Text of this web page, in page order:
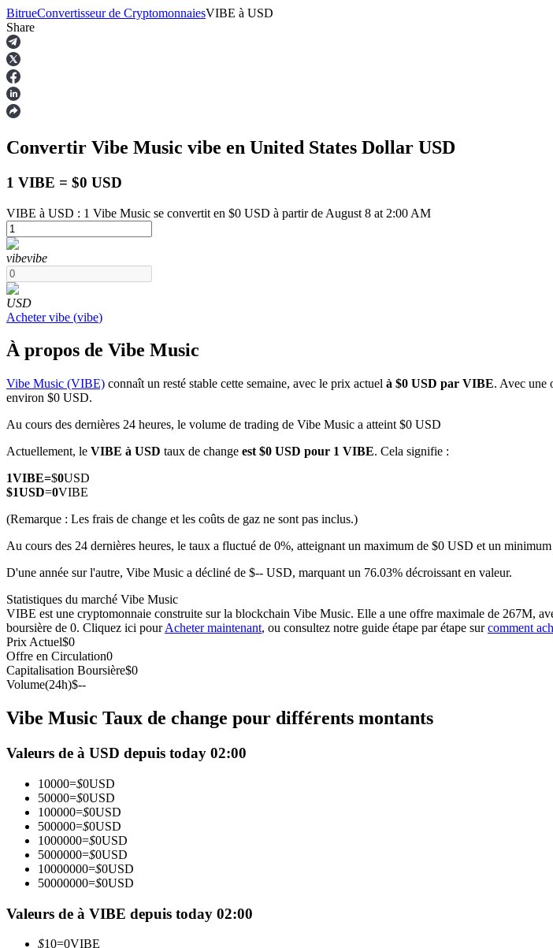
Contrats à terme
Futures USDT
Futures utilisant l'USDT comme garantie
Futures COIN-M
Contrats à terme sur crypto-monnaie
Futures utilisant l'USDC comme garantie
Copie de Trading
Rejoignez les meilleurs traders
BitrueConvertisseur de CryptomonnaiesVIBE à USD
Share
Convertir Vibe Music vibe en United States Dollar USD
1 VIBE = $0 USD
VIBE à USD : 1 Vibe Music se convertit en $0 USD à partir de August 8 at 2:00 AM
vibevibe
USD
Acheter vibe (vibe)
À propos de Vibe Music
Vibe Music (VIBE) connaît un resté stable cette semaine, avec le prix actuel à $0 USD par VIBE. Avec une
environ $0 USD.
Au cours des dernières 24 heures, le volume de trading de Vibe Music a atteint $0 USD
Actuellement, le VIBE à USD taux de change est $0 USD pour 1 VIBE. Cela signifie :
1VIBE=$0USD
$1USD=0VIBE
(Remarque : Les frais de change et les coûts de gaz ne sont pas inclus.)
Au cours des 24 dernières heures, le taux a fluctué de 0%, atteignant un maximum de $0 USD et un
D'une année sur l'autre, Vibe Music a décliné de $-- USD, marquant un 76.03% décroissant en valeur.
Statistiques du marché Vibe Music
VIBE est une cryptomonnaie construite sur la blockchain Vibe Music. Elle a une offre maximale de 267M,
boursière de 0. Cliquez ici pourAcheter maintenant, ou consultez notre guide étape par étape surcomment
Prix Actuel$0
Offre en Circulation0
Capitalisation Boursière$0
Volume(24h)$--
Vibe Music Taux de change pour différents montants
Valeurs de à USD depuis today 02:00
10000=$0USD
50000=$0USD
100000=$0USD
500000=$0USD
1000000=$0USD
5000000=$0USD
10000000=$0USD
50000000=$0USD
Valeurs de à VIBE depuis today 02:00
$10=0VIBE